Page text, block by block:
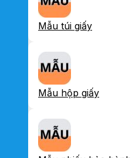
Mẫu túi giấy
Mẫu hộp giấy